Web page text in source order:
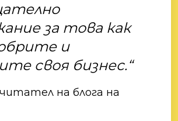
за това как
и
своя бизнес.“
на блога на